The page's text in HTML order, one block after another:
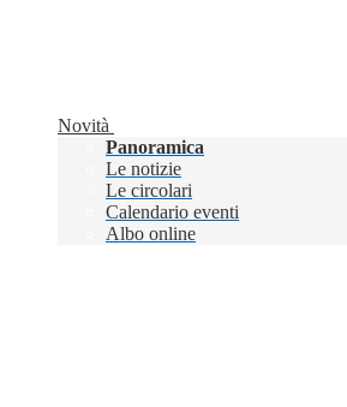
Novità
Panoramica
Le notizie
Le circolari
Calendario eventi
Albo online